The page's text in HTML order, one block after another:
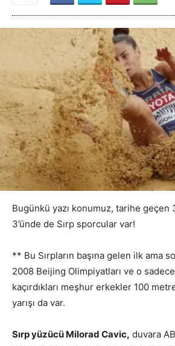
Bugünkü yazı konumuz, tarihe geçen
3’ünde de Sırp sporcular var!
** Bu Sırpların başına gelen ilk ama
2008 Beijing Olimpiyatları ve o sadece
kaçırdıkları meşhur erkekler 100
yarışı da var.
Sırp yüzücü Milorad Cavic, duvara